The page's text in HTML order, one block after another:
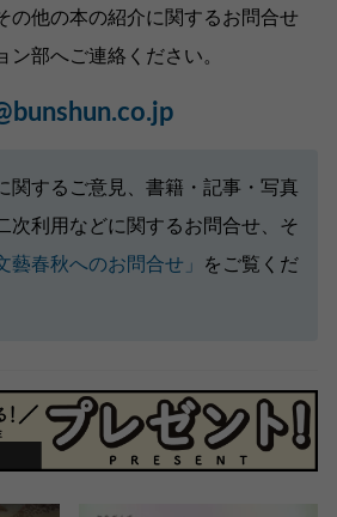
の他の本の紹介に関するお問合せ
ン部へご連絡ください。
関するご意見、書籍・記事・写真
次利用などに関するお問合せ、そ
藝春秋へのお問合せ」
をご覧くだ